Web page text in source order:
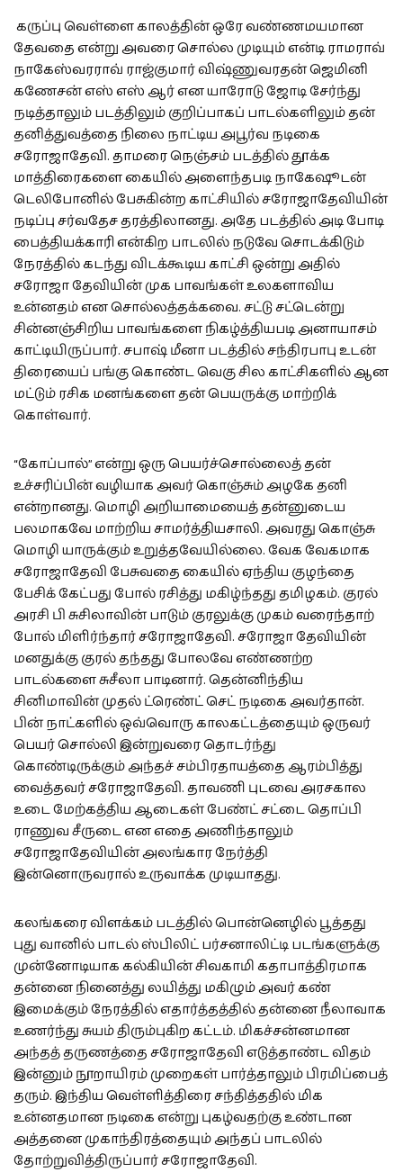
கருப்பு வெள்ளை காலத்தின் ஒரே வண்ணமயமான
தேவதை என்று அவரை சொல்ல முடியும் என்டி ராமராவ்
நாகேஸ்வரராவ் ராஜ்குமார் விஷ்ணுவரதன் ஜெமினி
கணேசன் எஸ் எஸ் ஆர் என யாரோடு ஜோடி சேர்ந்து
நடித்தாலும் படத்திலும் குறிப்பாகப் பாடல்களிலும் தன்
தனித்துவத்தை நிலை நாட்டிய அபூர்வ நடிகை
சரோஜாதேவி. தாமரை நெஞ்சம் படத்தில் தூக்க
மாத்திரைகளை கையில் அளைந்தபடி நாகேஷூடன்
டெலிபோனில் பேசுகின்ற காட்சியில் சரோஜாதேவியின்
நடிப்பு சர்வதேச தரத்திலானது. அதே படத்தில் அடி போடி
பைத்தியக்காரி என்கிற பாடலில் நடுவே சொடக்கிடும்
நேரத்தில் கடந்து விடக்கூடிய காட்சி ஒன்று அதில்
சரோஜா தேவியின் முக பாவங்கள் உலகளாவிய
உன்னதம் என சொல்லத்தக்கவை. சட்டு சட்டென்று
சின்னஞ்சிறிய பாவங்களை நிகழ்த்தியபடி அனாயாசம்
காட்டியிருப்பார். சபாஷ் மீனா படத்தில் சந்திரபாபு உடன்
திரையைப் பங்கு கொண்ட வெகு சில காட்சிகளில் ஆன
மட்டும் ரசிக மனங்களை தன் பெயருக்கு மாற்றிக்
கொள்வார்.
“கோப்பால்” என்று ஒரு பெயர்ச்சொல்லைத் தன்
உச்சரிப்பின் வழியாக அவர் கொஞ்சும் அழகே தனி
என்றானது. மொழி அறியாமையைத் தன்னுடைய
பலமாகவே மாற்றிய சாமர்த்தியசாலி. அவரது கொஞ்சு
மொழி யாருக்கும் உறுத்தவேயில்லை. வேக வேகமாக
சரோஜாதேவி பேசுவதை கையில் ஏந்திய குழந்தை
பேசிக் கேட்பது போல் ரசித்து மகிழ்ந்தது தமிழகம். குரல்
அரசி பி சுசிலாவின் பாடும் குரலுக்கு முகம் வரைந்தாற்
போல் மிளிர்ந்தார் சரோஜாதேவி. சரோஜா தேவியின்
மனதுக்கு குரல் தந்தது போலவே எண்ணற்ற
பாடல்களை சுசீலா பாடினார். தென்னிந்திய
சினிமாவின் முதல் ட்ரெண்ட் செட் நடிகை அவர்தான்.
பின் நாட்களில் ஒவ்வொரு காலகட்டத்தையும் ஒருவர்
பெயர் சொல்லி இன்றுவரை தொடர்ந்து
கொண்டிருக்கும் அந்தச் சம்பிரதாயத்தை ஆரம்பித்து
வைத்தவர் சரோஜாதேவி. தாவணி புடவை அரசகால
உடை மேற்கத்திய ஆடைகள் பேண்ட் சட்டை தொப்பி
ராணுவ சீருடை என எதை அணிந்தாலும்
சரோஜாதேவியின் அலங்கார நேர்த்தி
இன்னொருவரால் உருவாக்க முடியாதது.
கலங்கரை விளக்கம் படத்தில் பொன்னெழில் பூத்தது
புது வானில் பாடல் ஸ்பிலிட் பர்சனாலிட்டி படங்களுக்கு
முன்னோடியாக கல்கியின் சிவகாமி கதாபாத்திரமாக
தன்னை நினைத்து லயித்து மகிழும் அவர் கண்
இமைக்கும் நேரத்தில் எதார்த்தத்தில் தன்னை நீலாவாக
உணர்ந்து சுயம் திரும்புகிற கட்டம். மிகச்சன்னமான
அந்தத் தருணத்தை சரோஜாதேவி எடுத்தாண்ட விதம்
இன்னும் நூறாயிரம் முறைகள் பார்த்தாலும் பிரமிப்பைத்
தரும். இந்திய வெள்ளித்திரை சந்தித்ததில் மிக
உன்னதமான நடிகை என்று புகழ்வதற்கு உண்டான
அத்தனை முகாந்திரத்தையும் அந்தப் பாடலில்
தோற்றுவித்திருப்பார் சரோஜாதேவி.